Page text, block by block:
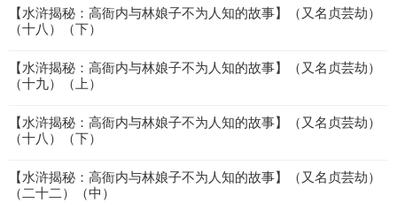
【水浒揭秘：高衙内与林娘子不为人知的故事】（又名贞芸劫）
（十八）（下）
【水浒揭秘：高衙内与林娘子不为人知的故事】（又名贞芸劫）
（十九）（上）
【水浒揭秘：高衙内与林娘子不为人知的故事】（又名贞芸劫）
（十八）（下）
【水浒揭秘：高衙内与林娘子不为人知的故事】（又名贞芸劫）
（二十二）（中）